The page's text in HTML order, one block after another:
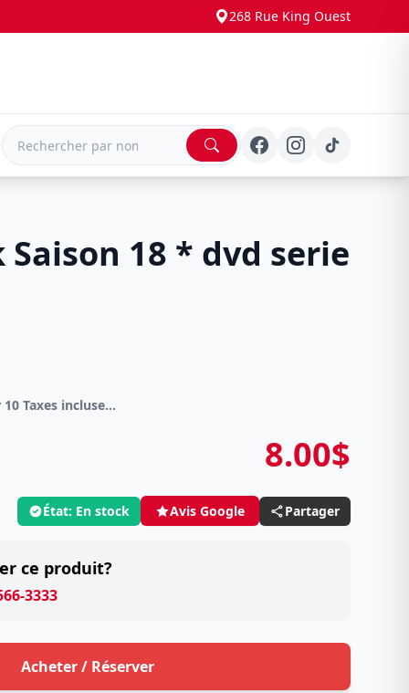
268 Rue King Ouest
18 * dvd serie
DVD Spécial 4 pour 10 Taxes incluses sur -4.00$
8.00$
État: En stock Avis Google Partager
ce produit?
3333
Acheter / Réserver